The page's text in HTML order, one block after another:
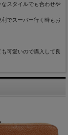
スタイルでも合わせや
でスーパー行く時もお
可愛いので購入して良